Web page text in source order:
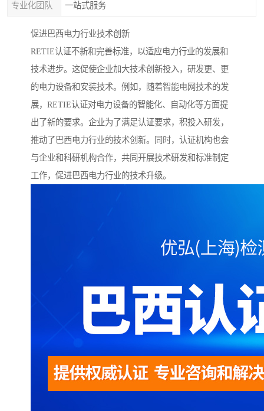
专业化团队 一站式服务
促进巴西电力行业技术创新
RETIE认证不新和完善标准，以适应电力行业的发展和
技术进步。这促使企业加大技术创新投入，研发更、更
的电力设备和安装技术。例如，随着智能电网技术的发
展，RETIE认证对电力设备的智能化、自动化等方面提
出了新的要求。企业为了满足认证要求，积投入研发，
推动了巴西电力行业的技术创新。同时，认证机构也会
与企业和科研机构合作，共同开展技术研发和标准制定
工作，促进巴西电力行业的技术升级。